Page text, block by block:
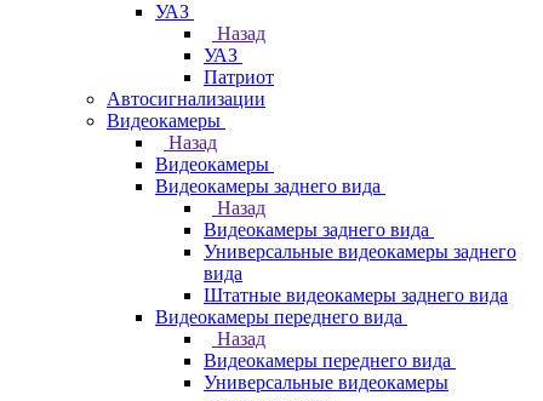
УАЗ
Назад
УАЗ
Патриот
Автосигнализации
Видеокамеры
Назад
Видеокамеры
Видеокамеры заднего вида
Назад
Видеокамеры заднего вида
Универсальные видеокамеры заднего
вида
Штатные видеокамеры заднего вида
Видеокамеры переднего вида
Назад
Видеокамеры переднего вида
Универсальные видеокамеры